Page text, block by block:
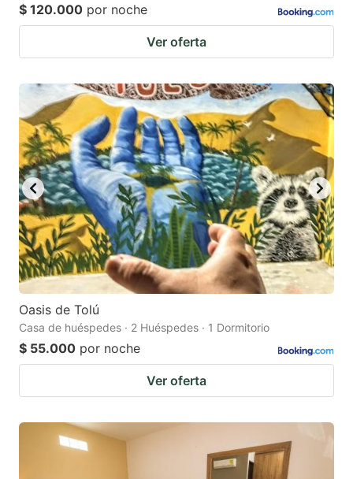
$ 120.000 por noche
Ver oferta
Oasis de Tolú
Casa de huéspedes · 2 Huéspedes · 1 Dormitorio
$ 55.000 por noche
Ver oferta